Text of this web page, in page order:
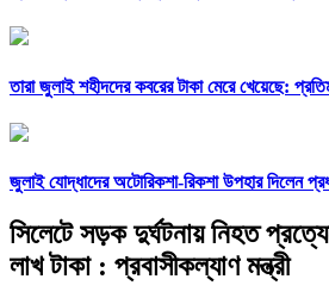
তারা জুলাই শহীদদের কবরের টাকা মেরে খেয়েছে:
জুলাই যোদ্ধাদের অটোরিকশা-রিকশা উপহার দিলেন
সিলেটে সড়ক দুর্ঘটনায় নিহত
লাখ টাকা : প্রবাসীকল্যাণ মন্ত্রী